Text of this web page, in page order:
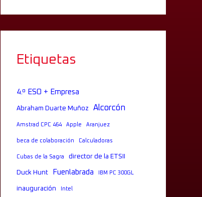
Etiquetas
4.º ESO + Empresa
Abraham Duarte Muñoz Alcorcón
Amstrad CPC 464 Apple Aranjuez
beca de colaboración Calculadoras
Cubas de la Sagra director de la ETSII
Duck Hunt Fuenlabrada IBM PC 300GL
inauguración Intel